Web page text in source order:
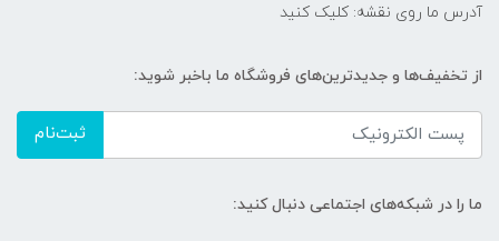
آدرس ما روی نقشه: کلیک کنید
از تخفیف‌ها و جدیدترین‌های فروشگاه ما باخبر شوید:
ثبت‌نام
ما را در شبکه‌های اجتماعی دنبال کنید: